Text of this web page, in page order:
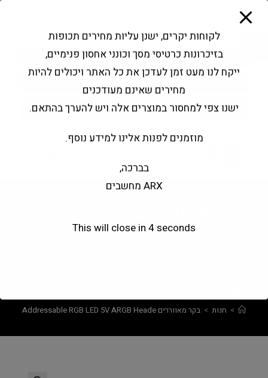
פתח סרגל נגישות
Products
search
החשבון שלי בקשה להצעה
CoolerMaster Mini
> חנות > בקר מאווררים CoolerMaster Mini Addressable RGB LED 5V ARGB Heade
לקוחות יקרים, ישנן עליות מחירים תכופות
בזיכרונות כרטיסי מסך וכונני אחסון פנימיים,
ייקח לנו מעט זמן לעדכן את כל האתר ויכולים להיות
מחירים שאינם מעודכנים
ישנו צפי למחסור במוצרים אלה ויש להערך בהתאם.
מוזמנים לפנות אלינו למידע נוסף.
בברכה,
ARX מחשבים
This will close in 4seconds